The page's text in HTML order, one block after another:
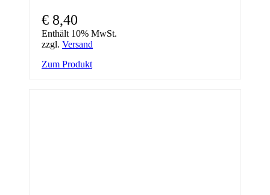
€ 8,40
Enthält 10% MwSt.
zzgl. Versand
Zum Produkt